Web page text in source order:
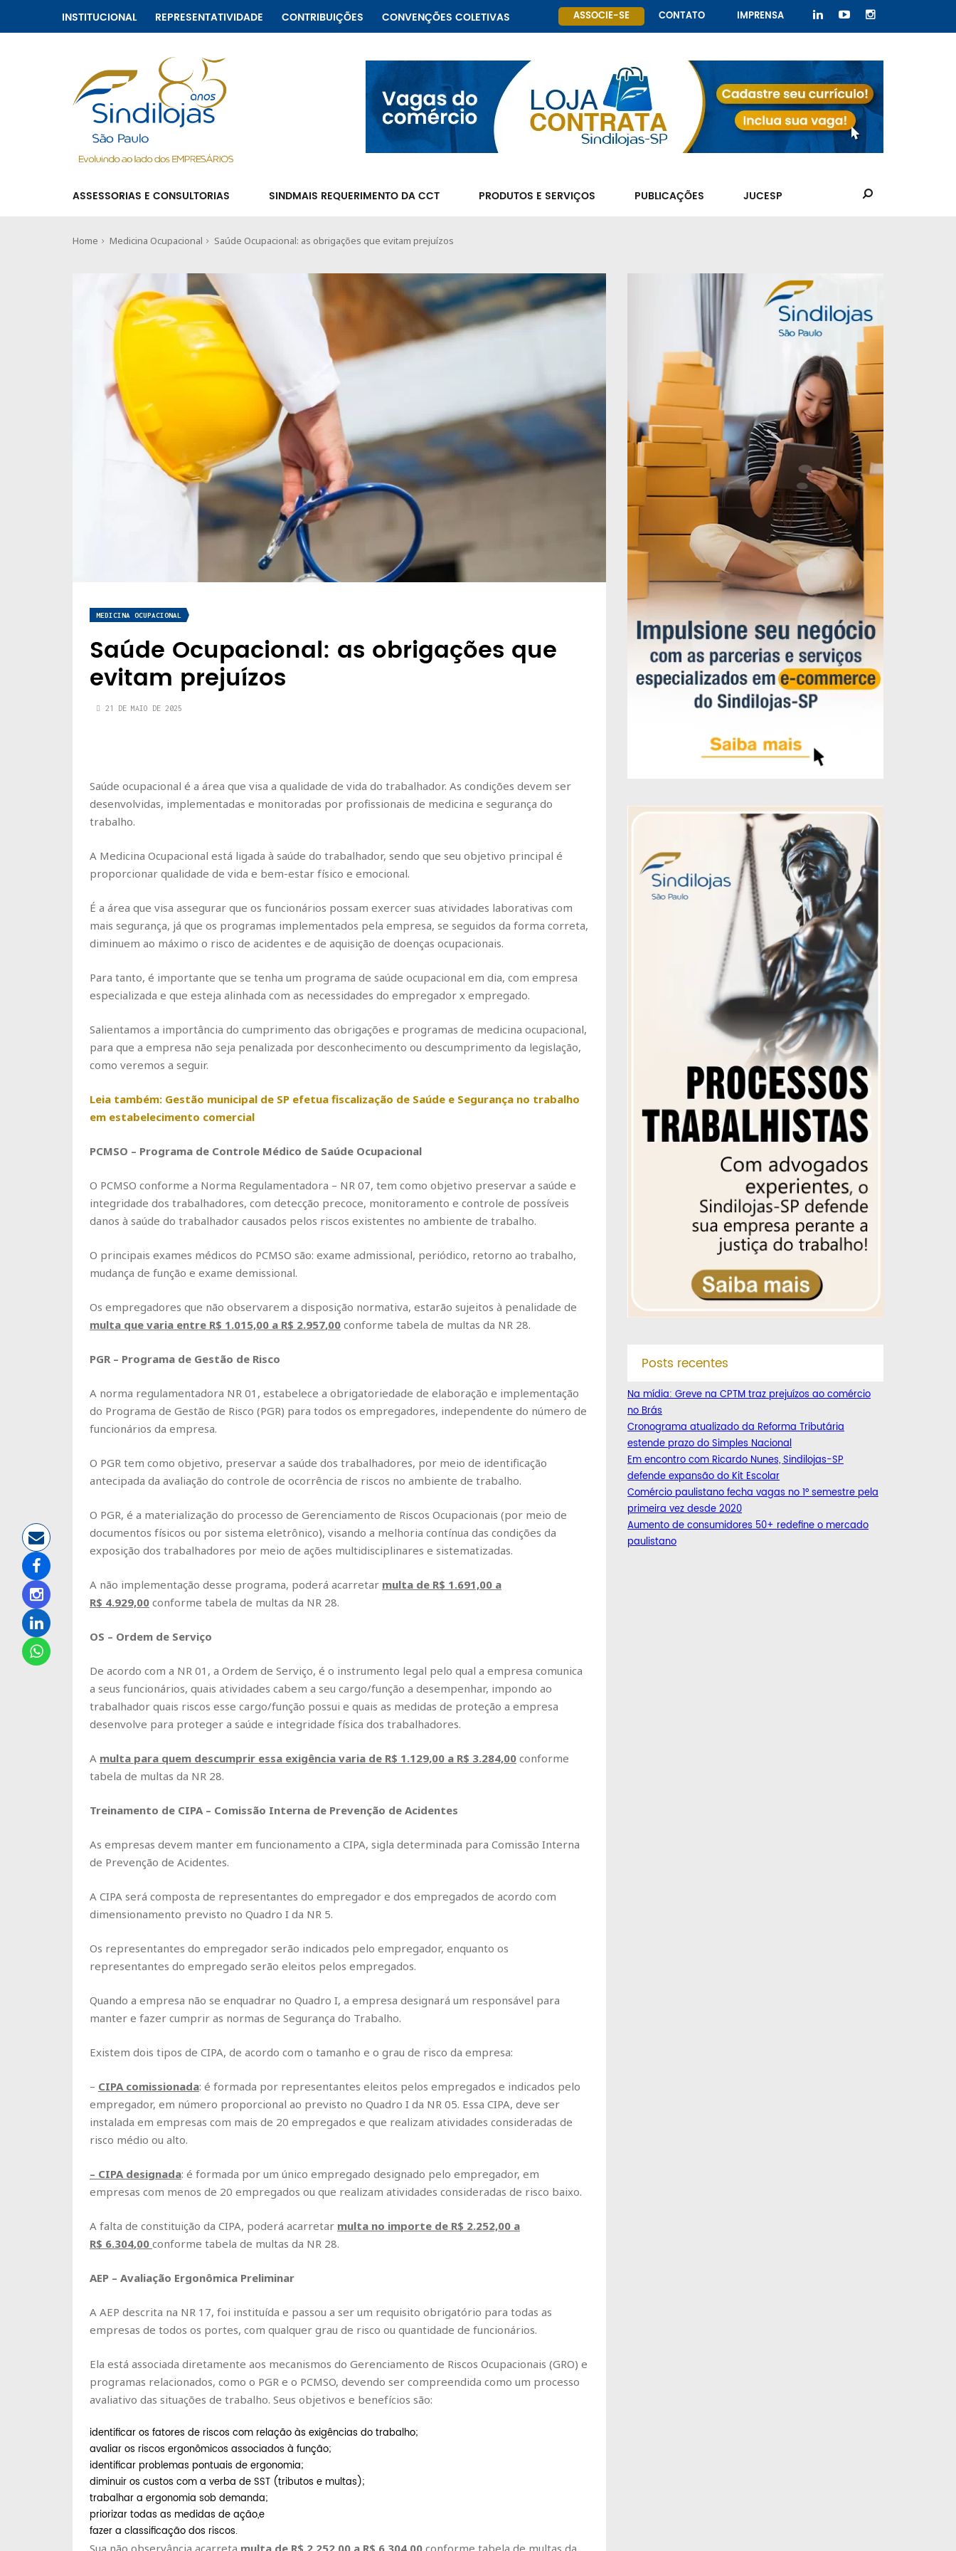
INSTITUCIONAL REPRESENTATIVIDADE CONTRIBUIÇÕES CONVENÇÕES COLETIVAS ASSOCIE-SE CONTATO IMPRENSA
ASSESSORIAS E CONSULTORIAS SINDMAIS REQUERIMENTO DA CCT PRODUTOS E SERVIÇOS PUBLICAÇÕES JUCESP
Home Medicina Ocupacional Saúde Ocupacional: as obrigações que evitam prejuízos
MEDICINA OCUPACIONAL
Saúde Ocupacional: as obrigações que
evitam prejuízos
21 DE MAIO DE 2025
Saúde ocupacional é a área que visa a qualidade de vida do trabalhador. As condições devem ser
desenvolvidas, implementadas e monitoradas por profissionais de medicina e segurança do
trabalho.
A Medicina Ocupacional está ligada à saúde do trabalhador, sendo que seu objetivo principal é
proporcionar qualidade de vida e bem-estar físico e emocional.
É a área que visa assegurar que os funcionários possam exercer suas atividades laborativas com
mais segurança, já que os programas implementados pela empresa, se seguidos da forma correta,
diminuem ao máximo o risco de acidentes e de aquisição de doenças ocupacionais.
Para tanto, é importante que se tenha um programa de saúde ocupacional em dia, com empresa
especializada e que esteja alinhada com as necessidades do empregador x empregado.
Salientamos a importância do cumprimento das obrigações e programas de medicina ocupacional,
para que a empresa não seja penalizada por desconhecimento ou descumprimento da legislação,
como veremos a seguir.
Leia também: Gestão municipal de SP efetua fiscalização de Saúde e Segurança no trabalho
em estabelecimento comercial
PCMSO – Programa de Controle Médico de Saúde Ocupacional
O PCMSO conforme a Norma Regulamentadora – NR 07, tem como objetivo preservar a saúde e
integridade dos trabalhadores, com detecção precoce, monitoramento e controle de possíveis
danos à saúde do trabalhador causados pelos riscos existentes no ambiente de trabalho.
O principais exames médicos do PCMSO são: exame admissional, periódico, retorno ao trabalho,
mudança de função e exame demissional.
Os empregadores que não observarem a disposição normativa, estarão sujeitos à penalidade de
multa que varia entre R$ 1.015,00 a R$ 2.957,00 conforme tabela de multas da NR 28.
PGR – Programa de Gestão de Risco
A norma regulamentadora NR 01, estabelece a obrigatoriedade de elaboração e implementação
do Programa de Gestão de Risco (PGR) para todos os empregadores, independente do número de
funcionários da empresa.
O PGR tem como objetivo, preservar a saúde dos trabalhadores, por meio de identificação
antecipada da avaliação do controle de ocorrência de riscos no ambiente de trabalho.
O PGR, é a materialização do processo de Gerenciamento de Riscos Ocupacionais (por meio de
documentos físicos ou por sistema eletrônico), visando a melhoria contínua das condições da
exposição dos trabalhadores por meio de ações multidisciplinares e sistematizadas.
A não implementação desse programa, poderá acarretar multa de R$ 1.691,00 a
R$ 4.929,00 conforme tabela de multas da NR 28.
OS – Ordem de Serviço
De acordo com a NR 01, a Ordem de Serviço, é o instrumento legal pelo qual a empresa comunica
a seus funcionários, quais atividades cabem a seu cargo/função a desempenhar, impondo ao
trabalhador quais riscos esse cargo/função possui e quais as medidas de proteção a empresa
desenvolve para proteger a saúde e integridade física dos trabalhadores.
A multa para quem descumprir essa exigência varia de R$ 1.129,00 a R$ 3.284,00 conforme
tabela de multas da NR 28.
Treinamento de CIPA – Comissão Interna de Prevenção de Acidentes
As empresas devem manter em funcionamento a CIPA, sigla determinada para Comissão Interna
de Prevenção de Acidentes.
A CIPA será composta de representantes do empregador e dos empregados de acordo com
dimensionamento previsto no Quadro I da NR 5.
Os representantes do empregador serão indicados pelo empregador, enquanto os
representantes do empregado serão eleitos pelos empregados.
Quando a empresa não se enquadrar no Quadro I, a empresa designará um responsável para
manter e fazer cumprir as normas de Segurança do Trabalho.
Existem dois tipos de CIPA, de acordo com o tamanho e o grau de risco da empresa:
– CIPA comissionada: é formada por representantes eleitos pelos empregados e indicados pelo
empregador, em número proporcional ao previsto no Quadro I da NR 05. Essa CIPA, deve ser
instalada em empresas com mais de 20 empregados e que realizam atividades consideradas de
risco médio ou alto.
– CIPA designada: é formada por um único empregado designado pelo empregador, em
empresas com menos de 20 empregados ou que realizam atividades consideradas de risco baixo.
A falta de constituição da CIPA, poderá acarretar multa no importe de R$ 2.252,00 a
R$ 6.304,00 conforme tabela de multas da NR 28.
AEP – Avaliação Ergonômica Preliminar
A AEP descrita na NR 17, foi instituída e passou a ser um requisito obrigatório para todas as
empresas de todos os portes, com qualquer grau de risco ou quantidade de funcionários.
Ela está associada diretamente aos mecanismos do Gerenciamento de Riscos Ocupacionais (GRO) e
programas relacionados, como o PGR e o PCMSO, devendo ser compreendida como um processo
avaliativo das situações de trabalho. Seus objetivos e benefícios são:
identificar os fatores de riscos com relação às exigências do trabalho;
avaliar os riscos ergonômicos associados à função;
identificar problemas pontuais de ergonomia;
diminuir os custos com a verba de SST (tributos e multas);
trabalhar a ergonomia sob demanda;
priorizar todas as medidas de ação,e
fazer a classificação dos riscos.
Posts recentes
Na mídia: Greve na CPTM traz prejuízos ao comércio
no Brás
Cronograma atualizado da Reforma Tributária
estende prazo do Simples Nacional
Em encontro com Ricardo Nunes, Sindilojas-SP
defende expansão do Kit Escolar
Comércio paulistano fecha vagas no 1° semestre pela
primeira vez desde 2020
Aumento de consumidores 50+ redefine o mercado
paulistano